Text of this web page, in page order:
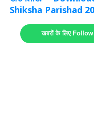
Shiksha Parishad
खबरों के लिए